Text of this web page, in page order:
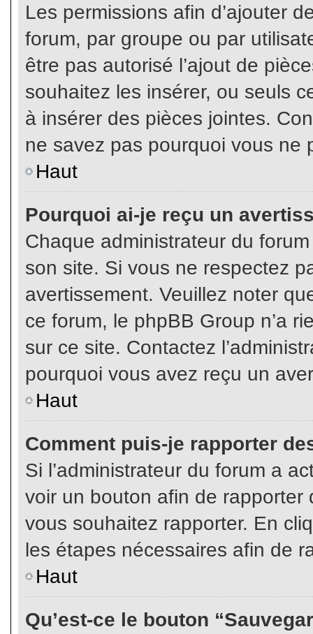
Les permissions afin d’ajouter
forum, par groupe ou par
être pas autorisé l’ajout de
souhaitez les insérer, ou seuls
à insérer des pièces jointes.
ne savez pas pourquoi vous ne
Haut
Pourquoi ai-je reçu un
Chaque administrateur du
son site. Si vous ne respectez
avertissement. Veuillez noter
ce forum, le phpBB Group n’a
sur ce site. Contactez
pourquoi vous avez reçu un
Haut
Comment puis-je rapporter
Si l’administrateur du forum a
voir un bouton afin de
vous souhaitez rapporter. En
les étapes nécessaires afin de
Haut
Qu’est-ce le bouton